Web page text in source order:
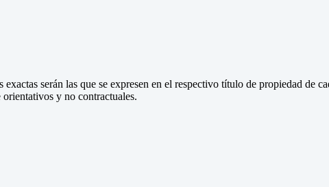
serán las que se expresen en el respectivo título de propiedad de
y no contractuales.